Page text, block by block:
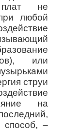
не
любой
или
струи
на
способ, –